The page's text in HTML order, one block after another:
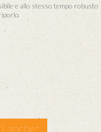
e allo stesso tempo robusto
anche: